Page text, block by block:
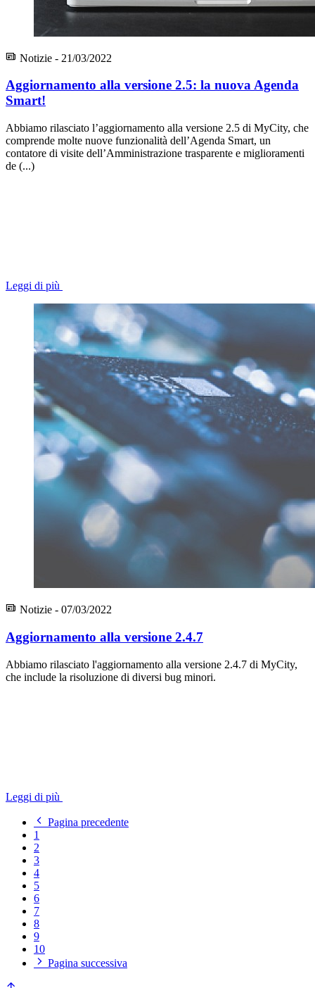
Notizie - 21/03/2022
Aggiornamento alla versione 2.5: la nuova Agenda
Smart!
Abbiamo rilasciato l’aggiornamento alla versione 2.5 di MyCity, che
comprende molte nuove funzionalità dell’Agenda Smart, un
contatore di visite dell’Amministrazione trasparente e miglioramenti
de (...)
Leggi di più
Notizie - 07/03/2022
Aggiornamento alla versione 2.4.7
Abbiamo rilasciato l'aggiornamento alla versione 2.4.7 di MyCity,
che include la risoluzione di diversi bug minori.
Leggi di più
Pagina precedente
1
2
3
4
5
6
7
8
9
10
Pagina successiva